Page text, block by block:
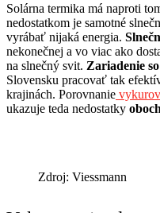
Solárna termika má naproti
nedostatkom je samotné
vyrábať nijaká energia.
nekonečnej a vo viac ako
na slnečný svit. Zariadenie
Slovensku pracovať tak
krajinách. Porovnanie
ukazuje teda nedostatky
Zdroj: Viessmann